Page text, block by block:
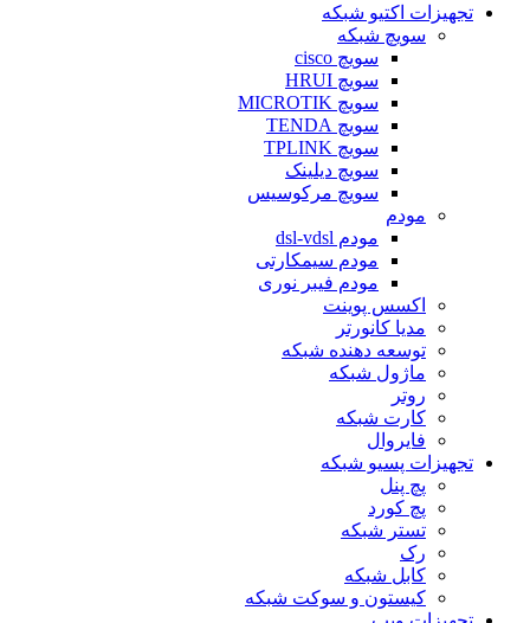
تجهیزات اکتیو شبکه
سویچ شبکه
سویچ cisco
سویچ HRUI
سویچ MICROTIK
سویچ TENDA
سویچ TPLINK
سویچ دیلینک
سویچ مرکوسیس
مودم
مودم dsl-vdsl
مودم سیمکارتی
مودم فیبر نوری
اکسس پوینت
مدیا کانورتر
توسعه دهنده شبکه
ماژول شبکه
روتر
کارت شبکه
فایروال
تجهیزات پسیو شبکه
پچ پنل
پچ کورد
تستر شبکه
رک
کابل شبکه
کیستون و سوکت شبکه